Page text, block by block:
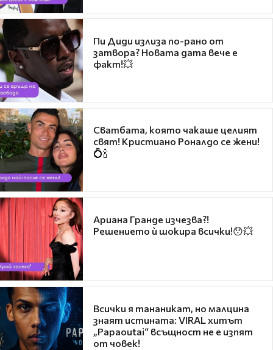
Пи Диди излиза по-рано от
затвора? Новата дата вече е
факт!💥
Сватбата, която чакаше целият
свят! Кристиано Роналдо се жени!
💍🍾
Ариана Гранде изчезва?!
Решението ѝ шокира всички!😯💥
Всички я тананикат, но малцина
знаят истината: VIRAL хитът
„Papaoutai“ всъщност не е изпят
от човек!